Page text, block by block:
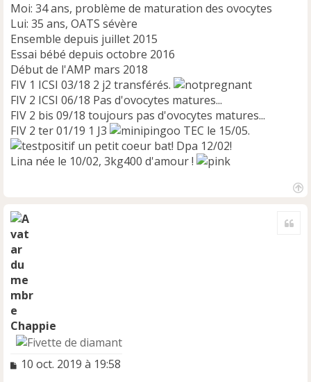
Moi: 34 ans, problème de maturation des ovocytes
Lui: 35 ans, OATS sévère
Ensemble depuis juillet 2015
Essai bébé depuis octobre 2016
Début de l'AMP mars 2018
FIV 1 ICSI 03/18 2 j2 transférés.
FIV 2 ICSI 06/18 Pas d'ovocytes matures...
FIV 2 bis 09/18 toujours pas d'ovocytes matures...
FIV 2 ter 01/19 1 J3
TEC le 15/05.
un petit coeur bat! Dpa 12/02!
Lina née le 10/02, 3kg400 d'amour !
Chappie
M
10 oct. 2019 à 19:58